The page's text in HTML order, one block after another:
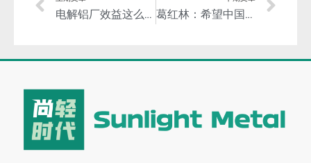
电解铝厂效益这么好，该置办些必要的高级高效的装备了！ 葛红林：希望中国宝武发挥自身优势，推动钢铁与有色的跨界合作、融合发展！